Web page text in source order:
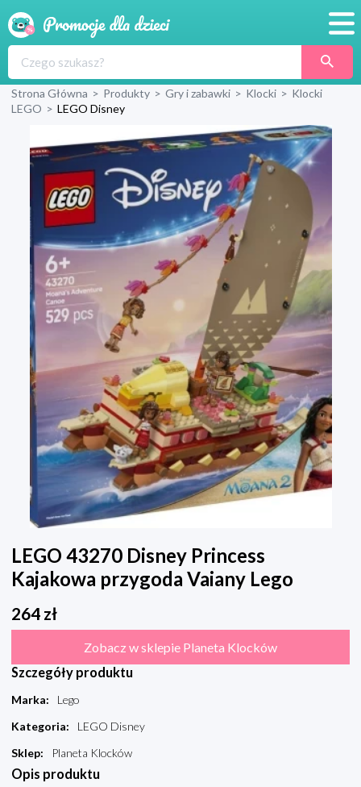
Produkty
Sklepy
Blog
Wyprawka
Strona Główna > Produkty > Gry i zabawki > Klocki > Klocki
LEGO > LEGO Disney
LEGO 43270 Disney Princess
Kajakowa przygoda Vaiany Lego
264 zł
Zobacz w sklepie Planeta Klocków
Szczegóły produktu
Marka:
Lego
Kategoria:
LEGO Disney
Sklep: Planeta Klocków
Opis produktu